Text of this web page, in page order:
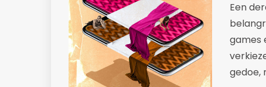
Een
games
gedoe,